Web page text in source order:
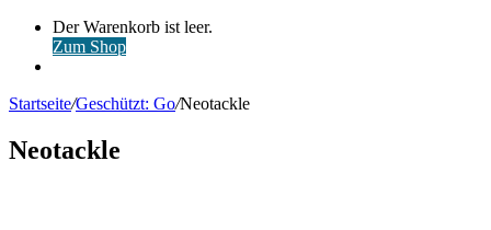
Warenkorb
ansehen
Der Warenkorb ist leer.
Zum Shop
Startseite/Geschützt: Go/Neotackle
Neotackle